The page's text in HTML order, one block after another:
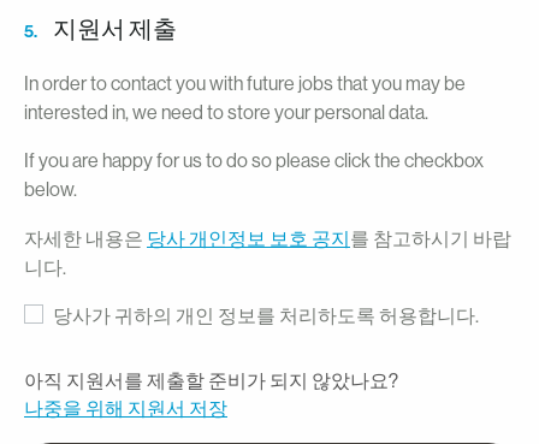
5. 지원서 제출
In order to contact you with future jobs that you may be
interested in, we need to store your personal data.
If you are happy for us to do so please click the checkbox
below.
자세한 내용은 당사 개인정보 보호 공지를 참고하시기 바랍
니다.
당사가 귀하의 개인 정보를 처리하도록 허용합니다.
아직 지원서를 제출할 준비가 되지 않았나요?
나중을 위해 지원서 저장